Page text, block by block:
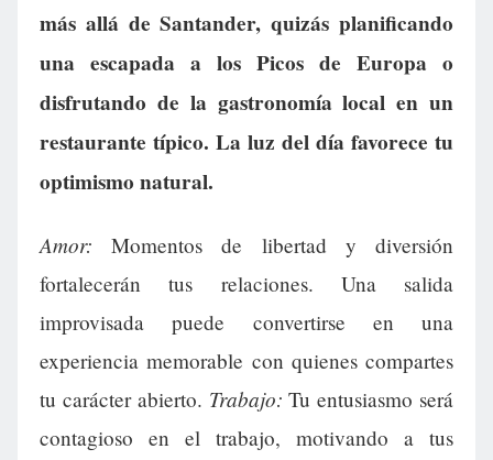
más allá de Santander, quizás planificando
una escapada a los Picos de Europa o
disfrutando de la gastronomía local en un
restaurante típico. La luz del día favorece tu
optimismo natural.
Amor: Momentos de libertad y diversión
fortalecerán tus relaciones. Una salida
improvisada puede convertirse en una
experiencia memorable con quienes compartes
tu carácter abierto. Trabajo: Tu entusiasmo será
contagioso en el trabajo, motivando a tus